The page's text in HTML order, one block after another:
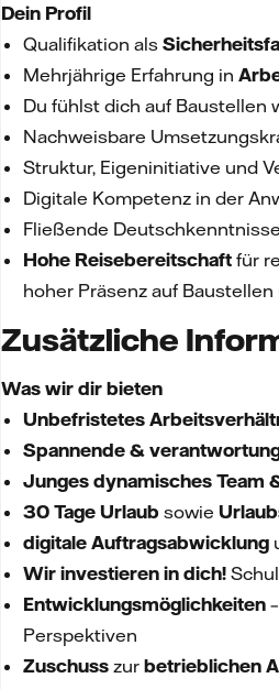
Dein Profil
Qualifikation als
Mehrjährige Erfahrung in
Du fühlst dich auf Baustellen
Nachweisbare
Struktur, Eigeninitiative und
Digitale Kompetenz in der
Fließende
Hohe Reisebereitschaftfür
hoher Präsenz auf
Zusätzliche
Was wir dir bieten
Unbefristetes
Spannende &
Junges dynamisches Team
30 Tage Urlaub sowie
digitale Auftragsabwicklung
Wir investieren in dich!
Entwicklungsmöglichkeiten
Perspektiven
Zuschuss zurbetrieblichen